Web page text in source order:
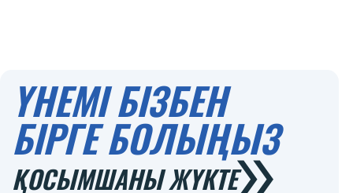
ҮНЕМІ БІЗБЕН
БІРГЕ БОЛЫҢЫЗ
ҚОСЫМШАНЫ ЖҮКТЕ